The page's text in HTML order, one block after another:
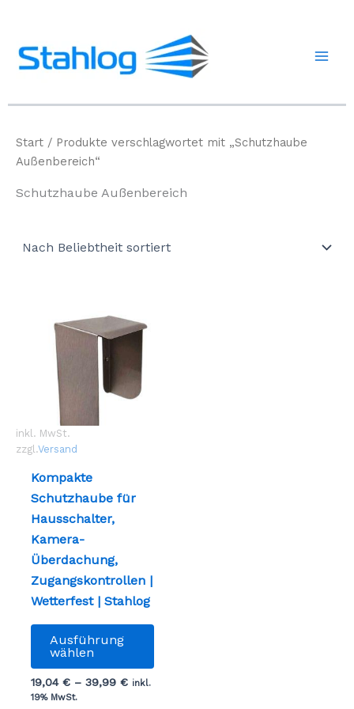
springen
Start / Produkte verschlagwortet mit „Schutzhaube
Außenbereich“
Schutzhaube Außenbereich
inkl. MwSt.
zzgl.Versand
Kompakte
Schutzhaube für
Hausschalter,
Kamera-
Überdachung,
Zugangskontrollen |
Wetterfest | Stahlog
Ausführung
wählen
Dieses
weist
19,04€ –39,99€ inkl.
19% MwSt.